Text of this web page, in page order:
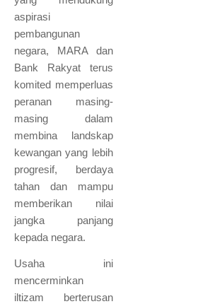
aspirasi
pembangunan
negara, MARA dan
Bank Rakyat terus
komited memperluas
peranan masing-
masing dalam
membina landskap
kewangan yang lebih
progresif, berdaya
tahan dan mampu
memberikan nilai
jangka panjang
kepada negara.
Usaha ini
mencerminkan
iltizam berterusan